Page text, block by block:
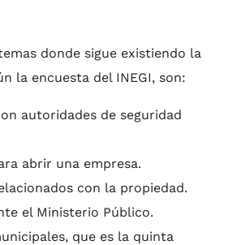
donde sigue existiendo la
la encuesta del INEGI, son:
autoridades de seguridad
abrir una empresa.
con la propiedad.
el Ministerio Público.
que es la quinta